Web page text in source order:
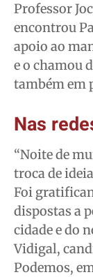
Professor
encontrou
apoio ao
e o chamou
também em
Nas
“Noite de
troca de
Foi
dispostas a
cidade e do
Vidigal,
Podemos,